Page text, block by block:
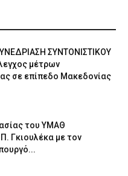
ΣΥΝΤΟΝΙΣΤΙΚΟΥ
μέτρων
σε επίπεδο Μακεδονίας
του ΥΜΑΘ
Γκιουλέκα με τον